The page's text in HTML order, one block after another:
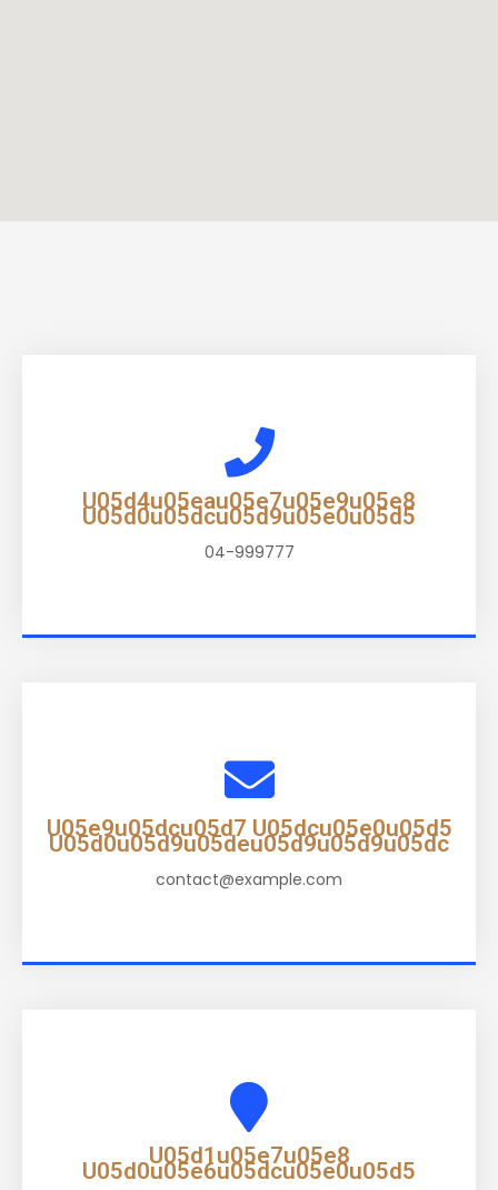
U05d4u05eau05e7u05e9u05e8
U05d0u05dcu05d9u05e0u05d5
04-999777
U05e9u05dcu05d7 U05dcu05e0u05d5
U05d0u05d9u05deu05d9u05d9u05dc
contact@example.com
U05d1u05e7u05e8
U05d0u05e6u05dcu05e0u05d5